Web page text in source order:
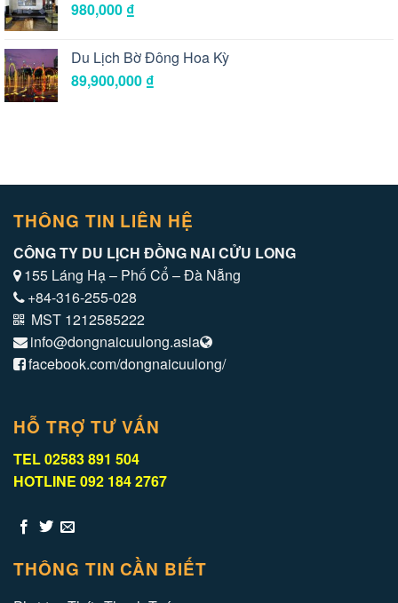
980,000 ₫
Du Lịch Bờ Đông Hoa Kỳ
89,900,000 ₫
THÔNG TIN LIÊN HỆ
CÔNG TY DU LỊCH ĐỒNG NAI CỬU LONG
155 Láng Hạ – Phố Cổ – Đà Nẵng
+84-316-255-028
MST 1212585222
info@dongnaicuulong.asia
facebook.com/dongnaicuulong/
HỖ TRỢ TƯ VẤN
TEL 02583 891 504
HOTLINE 092 184 2767
THÔNG TIN CẦN BIẾT